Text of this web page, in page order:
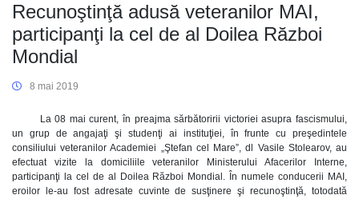
Recunoştinţă adusă veteranilor MAI,
participanţi la cel de al Doilea Război
Mondial
8 mai 2019
La 08 mai curent, în preajma sărbătoririi victoriei asupra fascismului,
un grup de angajaţi şi studenţi ai instituţiei, în frunte cu preşedintele
consiliului veteranilor Academiei „Ştefan cel Mare”, dl Vasile Stolearov, au
efectuat vizite la domiciliile veteranilor Ministerului Afacerilor Interne,
participanţi la cel de al Doilea Război Mondial. În numele conducerii MAI,
eroilor le-au fost adresate cuvinte de susţinere şi recunoştinţă, totodată